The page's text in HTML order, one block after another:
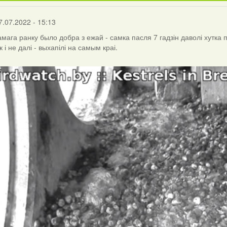
- 15:13
ранку было добра з ежай - самка пасля 7 гадзін даволі
і не далі - выхапілі на самым краі.